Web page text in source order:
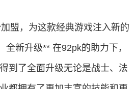
盟，为这款经典游戏注入新的
全新升级** 在92pk的助力下，
到了全面升级无论是战士、法